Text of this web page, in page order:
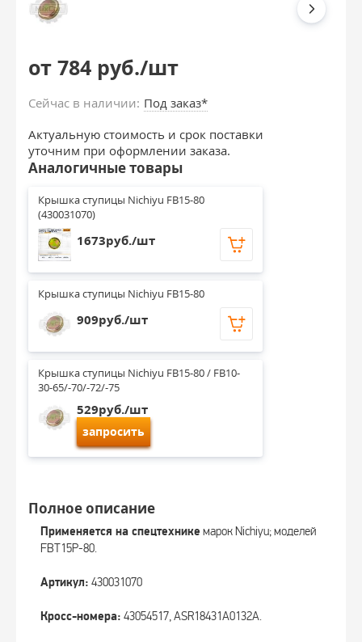
от 784 руб./шт
Сейчас в наличии: Под заказ*
Актуальную стоимость и срок поставки
уточним при оформлении заказа.
Аналогичные товары
Крышка ступицы Nichiyu FB15-80
(430031070)
1673руб./шт
Крышка ступицы Nichiyu FB15-80
909руб./шт
Крышка ступицы Nichiyu FB15-80 / FB10-
30-65/-70/-72/-75
529руб./шт
запросить
Полное описание
Применяется на спецтехнике марок Nichiyu; моделей
FBT15P-80.
Артикул: 430031070
Кросс-номера: 43054517, ASR18431A0132A.